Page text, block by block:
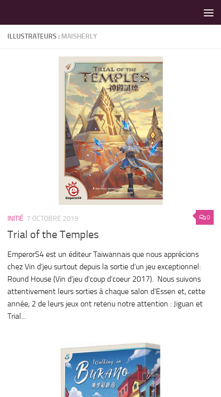
ILLUSTRATEURS : MAISHERLY
0
INITIÉ 7 OCTOBRE 2019
Trial of the Temples
EmperorS4 est un éditeur Taiwannais que nous apprécions
chez Vin d’jeu surtout depuis la sortie d’un jeu exceptionnel:
Round House (Vin d’jeu d’coup d’coeur 2017). Nous suivons
attentivement leurs sorties à chaque salon d’Essen et, cette
année, 2 de leurs jeux ont retenu notre attention : Jiguan et
Trial...